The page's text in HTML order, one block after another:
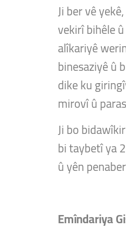
Ji ber vê
vekirî bihêle
alîkariyê
binesaziyê û
dike ku
mirovî û
Ji bo
bi taybetî ya
û yên
Emîndariya